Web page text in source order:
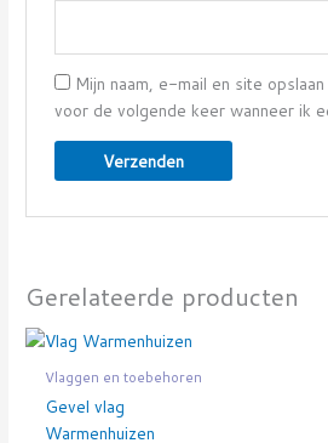
Mijn naam, e-mail en site
voor de volgende keer wanneer ik
Gerelateerde producten
Vlaggen en toebehoren
Gevel vlag
Warmenhuizen